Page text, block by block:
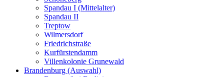
Spandau I (Mittelalter)
Spandau II
Treptow
Wilmersdorf
Friedrichstraße
Kurfürstendamm
Villenkolonie Grunewald
Brandenburg (Auswahl)